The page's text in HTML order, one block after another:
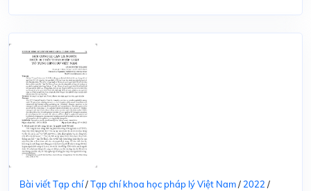
Bài viết Tạp chí/Tạp chí khoa học pháp lý Việt Nam/ 2022 /